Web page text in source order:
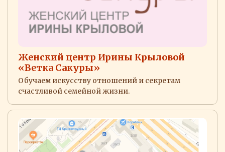
Женский центр Ирины Крыловой
«Ветка Сакуры»
Обучаем искусству отношений и секретам
счастливой семейной жизни.